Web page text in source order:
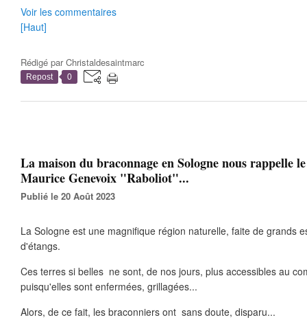
Voir les commentaires
[Haut]
Rédigé parChristaldesaintmarc
Repost 0
La maison du braconnage en Sologne nous rappelle
Maurice Genevoix "Raboliot"...
Publié le 20 Août 2023
La Sologne est une magnifique région naturelle, faite de grands
d'étangs.
Ces terres si belles ne sont, de nos jours, plus accessibles au
puisqu'elles sont enfermées, grillagées...
Alors, de ce fait, les braconniers ont sans doute, disparu...